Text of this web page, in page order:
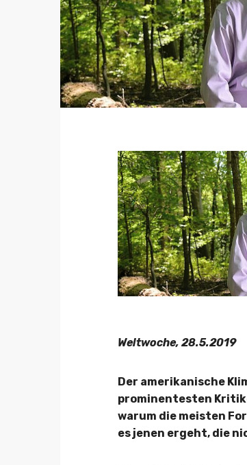
Weltwoche, 28.5.2019
Der amerikanische
prominentesten
warum die meisten
es jenen ergeht, die